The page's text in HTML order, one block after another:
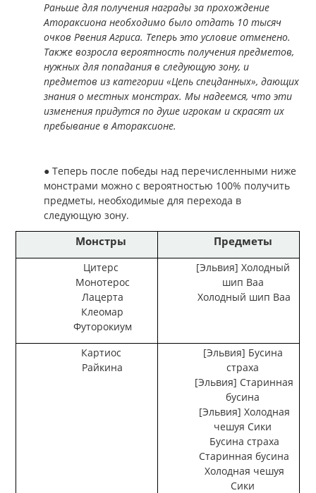
Раньше для получения награды за прохождение
Атораксиона необходимо было отдать 10 тысяч
очков Рвения Агриса. Теперь это условие отменено.
Также возросла вероятность получения предметов,
нужных для попадания в следующую зону, и
предметов из категории «Цепь спецданных», дающих
знания о местных монстрах. Мы надеемся, что эти
изменения придутся по душе игрокам и скрасят их
пребывание в Атораксионе.
● Теперь после победы над перечисленными ниже
монстрами можно с вероятностью 100% получить
предметы, необходимые для перехода в
следующую зону.
Монстры Предметы
Цитерс
Монотерос
Лацерта
Клеомар
Футорокиум
[Эльвия] Холодный
шип Ваа
Холодный шип Ваа
Картиос
Райкина
[Эльвия] Бусина
страха
[Эльвия] Старинная
бусина
[Эльвия] Холодная
чешуя Сики
Бусина страха
Старинная бусина
Холодная чешуя
Сики